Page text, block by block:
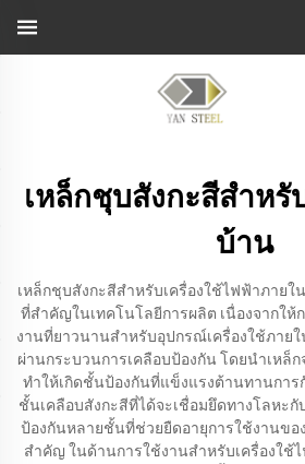
เหล็กชุบสังกะสีสำหรั
บ้าน
เหล็กชุบสังกะสีสำหรับเครื่องใช้ไฟฟ้าภาย
ที่สำคัญในเทคโนโลยีการผลิต เนื่องจากให้
งานที่ยาวนานสำหรับอุปกรณ์เครื่องใช้ภาย
ผ่านกระบวนการเคลือบป้องกัน โดยนำเหล็
ทำให้เกิดชั้นป้องกันที่แข็งแรงต้านทานกา
ชั้นเคลือบสังกะสีที่ได้จะเชื่อมยึดทางโลหะกั
ป้องกันหลายชั้นที่ช่วยยืดอายุการใช้งานขอ
สำคัญ ในด้านการใช้งานสำหรับเครื่องใช้